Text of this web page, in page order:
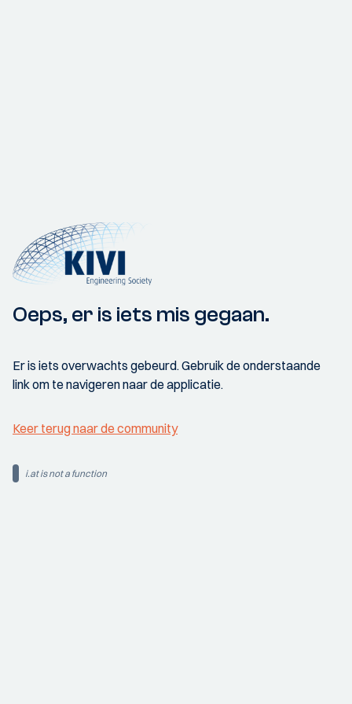
Oeps, er is iets mis gegaan.
Er is iets overwachts gebeurd. Gebruik de onderstaande
link om te navigeren naar de applicatie.
Keer terug naar de community
i.at is not a function